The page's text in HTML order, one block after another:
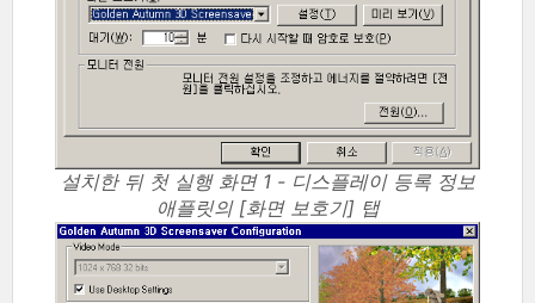
설치한 뒤 첫 실행 화면 1 - 디스플레이 등록 정보
애플릿의 [화면 보호기] 탭